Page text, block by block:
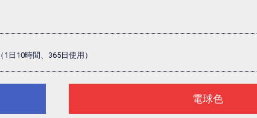
（1日10時間、365日使用）
電球色